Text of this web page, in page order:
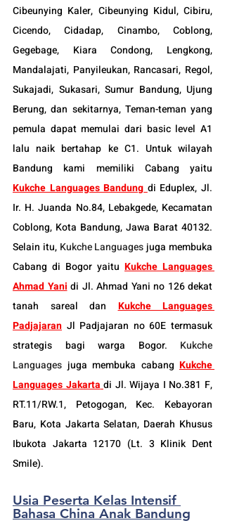
Cibeunying Kaler, Cibeunying Kidul, Cibiru,
Cicendo, Cidadap, Cinambo, Coblong,
Gegebage, Kiara Condong, Lengkong,
Mandalajati, Panyileukan, Rancasari, Regol,
Sukajadi, Sukasari, Sumur Bandung, Ujung
Berung, dan sekitarnya, Teman-teman yang
pemula dapat memulai dari basic level A1
lalu naik bertahap ke C1. Untuk wilayah
Kukche Languages Bandung di Eduplex, Jl.
Ir. H. Juanda No.84, Lebakgede, Kecamatan
Coblong, Kota Bandung, Jawa Barat 40132.
Selain itu, Kukche Languages juga membuka
Cabang di Bogor yaitu Kukche Languages
Ahmad Yani di Jl. Ahmad Yani no 126 dekat
tanah sareal dan Kukche Languages
Padjajaran Jl Padjajaran no 60E termasuk
strategis bagi warga Bogor. Kukche
Languages juga membuka cabang Kukche
Languages Jakarta di Jl. Wijaya I No.381 F,
RT.11/RW.1, Petogogan, Kec. Kebayoran
Baru, Kota Jakarta Selatan, Daerah Khusus
Ibukota Jakarta 12170 (Lt. 3 Klinik Dent
Smile).
Usia Peserta Kelas Intensif
Bahasa China Anak Bandung